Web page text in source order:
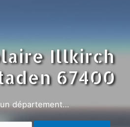
Illkirch
67400
département…